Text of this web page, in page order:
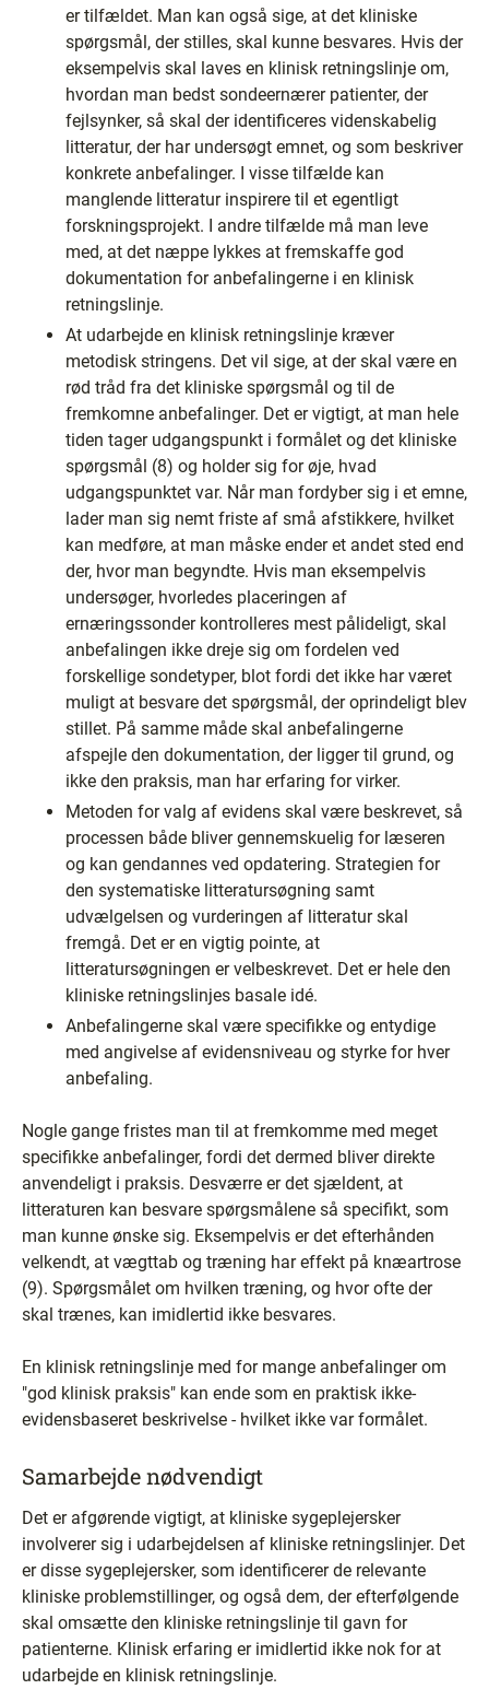
er tilfældet. Man kan også sige, at det kliniske
spørgsmål, der stilles, skal kunne besvares. Hvis der
eksempelvis skal laves en klinisk retningslinje om,
hvordan man bedst sondeernærer patienter, der
fejlsynker, så skal der identificeres videnskabelig
litteratur, der har undersøgt emnet, og som beskriver
konkrete anbefalinger. I visse tilfælde kan
manglende litteratur inspirere til et egentligt
forskningsprojekt. I andre tilfælde må man leve
med, at det næppe lykkes at fremskaffe god
dokumentation for anbefalingerne i en klinisk
retningslinje.
At udarbejde en klinisk retningslinje kræver
metodisk stringens. Det vil sige, at der skal være en
rød tråd fra det kliniske spørgsmål og til de
fremkomne anbefalinger. Det er vigtigt, at man hele
tiden tager udgangspunkt i formålet og det kliniske
spørgsmål (8) og holder sig for øje, hvad
udgangspunktet var. Når man fordyber sig i et emne,
lader man sig nemt friste af små afstikkere, hvilket
kan medføre, at man måske ender et andet sted end
der, hvor man begyndte. Hvis man eksempelvis
undersøger, hvorledes placeringen af
ernæringssonder kontrolleres mest pålideligt, skal
anbefalingen ikke dreje sig om fordelen ved
forskellige sondetyper, blot fordi det ikke har været
muligt at besvare det spørgsmål, der oprindeligt blev
stillet. På samme måde skal anbefalingerne
afspejle den dokumentation, der ligger til grund, og
ikke den praksis, man har erfaring for virker.
Metoden for valg af evidens skal være beskrevet, så
processen både bliver gennemskuelig for læseren
og kan gendannes ved opdatering. Strategien for
den systematiske litteratursøgning samt
udvælgelsen og vurderingen af litteratur skal
fremgå. Det er en vigtig pointe, at
litteratursøgningen er velbeskrevet. Det er hele den
kliniske retningslinjes basale idé.
Anbefalingerne skal være specifikke og entydige
med angivelse af evidensniveau og styrke for hver
anbefaling.
Nogle gange fristes man til at fremkomme med meget
specifikke anbefalinger, fordi det dermed bliver direkte
anvendeligt i praksis. Desværre er det sjældent, at
litteraturen kan besvare spørgsmålene så specifikt, som
man kunne ønske sig. Eksempelvis er det efterhånden
velkendt, at vægttab og træning har effekt på knæartrose
(9). Spørgsmålet om hvilken træning, og hvor ofte der
skal trænes, kan imidlertid ikke besvares.
En klinisk retningslinje med for mange anbefalinger om
"god klinisk praksis" kan ende som en praktisk ikke-
evidensbaseret beskrivelse - hvilket ikke var formålet.
Samarbejde nødvendigt
Det er afgørende vigtigt, at kliniske sygeplejersker
involverer sig i udarbejdelsen af kliniske retningslinjer. Det
er disse sygeplejersker, som identificerer de relevante
kliniske problemstillinger, og også dem, der efterfølgende
skal omsætte den kliniske retningslinje til gavn for
patienterne. Klinisk erfaring er imidlertid ikke nok for at
udarbejde en klinisk retningslinje.